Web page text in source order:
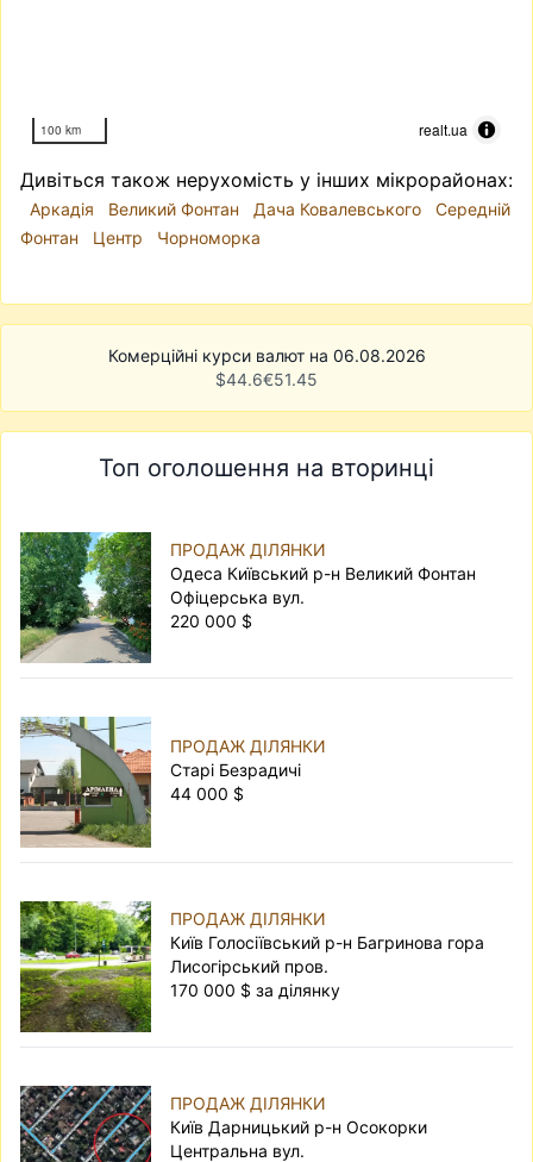
100 km realt.ua
Дивіться також нерухомість у інших мікрорайонах:
Аркадія Великий Фонтан Дача Ковалевського
Середній
Фонтан
Центр Чорноморка
Комерційні курси валют на 06.08.2026
$44.6€51.45
Топ оголошення на вторинці
ПРОДАЖ ДІЛЯНКИ
Одеса Київський р-н Великий Фонтан
Офіцерська вул.
220 000 $
ПРОДАЖ ДІЛЯНКИ
Старі Безрадичі
44 000 $
ПРОДАЖ ДІЛЯНКИ
Київ Голосіївський р-н Багринова гора
Лисогірський пров.
170 000 $ за ділянку
ПРОДАЖ ДІЛЯНКИ
Київ Дарницький р-н Осокорки
Центральна вул.